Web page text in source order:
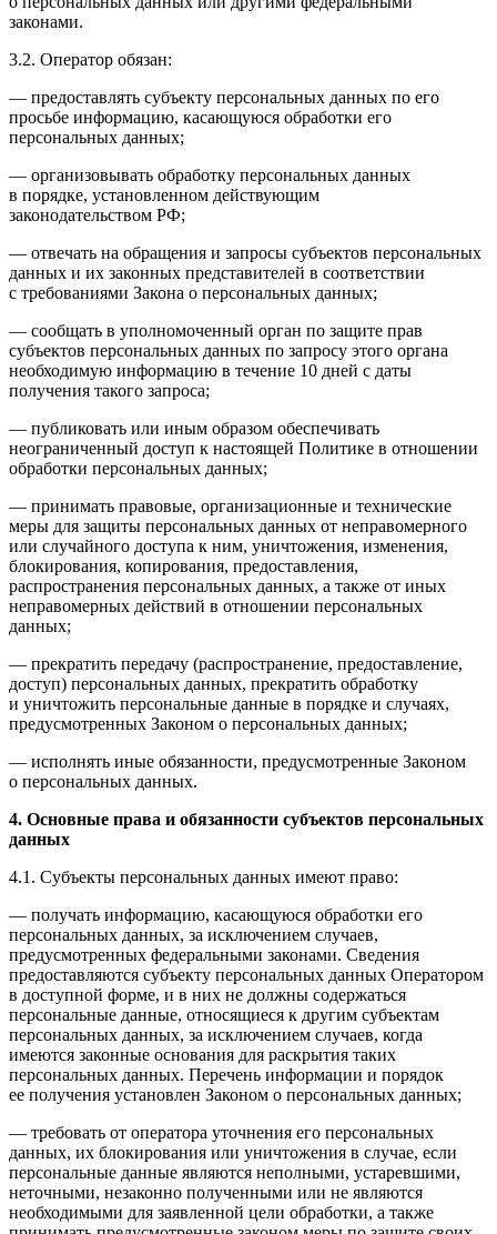
законами.
3.2. Оператор обязан:
— предоставлять субъекту персональных данных по его
просьбе информацию, касающуюся обработки его
персональных данных;
— организовывать обработку персональных данных
в порядке, установленном действующим
законодательством РФ;
— отвечать на обращения и запросы субъектов персональных
данных и их законных представителей в соответствии
с требованиями Закона о персональных данных;
— сообщать в уполномоченный орган по защите прав
субъектов персональных данных по запросу этого органа
необходимую информацию в течение 10 дней с даты
получения такого запроса;
— публиковать или иным образом обеспечивать
неограниченный доступ к настоящей Политике в отношении
обработки персональных данных;
— принимать правовые, организационные и технические
меры для защиты персональных данных от неправомерного
или случайного доступа к ним, уничтожения, изменения,
блокирования, копирования, предоставления,
распространения персональных данных, а также от иных
неправомерных действий в отношении персональных
данных;
— прекратить передачу (распространение, предоставление,
доступ) персональных данных, прекратить обработку
и уничтожить персональные данные в порядке и случаях,
предусмотренных Законом о персональных данных;
— исполнять иные обязанности, предусмотренные Законом
о персональных данных.
4. Основные права и обязанности субъектов персональных
данных
4.1. Субъекты персональных данных имеют право:
— получать информацию, касающуюся обработки его
персональных данных, за исключением случаев,
предусмотренных федеральными законами. Сведения
предоставляются субъекту персональных данных Оператором
в доступной форме, и в них не должны содержаться
персональные данные, относящиеся к другим субъектам
персональных данных, за исключением случаев, когда
имеются законные основания для раскрытия таких
персональных данных. Перечень информации и порядок
ее получения установлен Законом о персональных данных;
— требовать от оператора уточнения его персональных
данных, их блокирования или уничтожения в случае, если
персональные данные являются неполными, устаревшими,
неточными, незаконно полученными или не являются
необходимыми для заявленной цели обработки, а также